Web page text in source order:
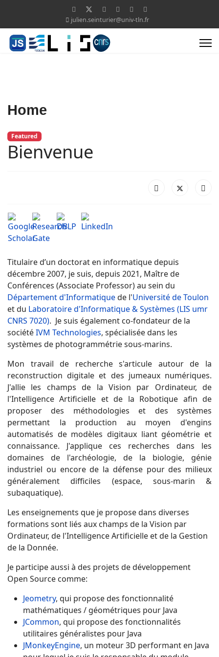
julien.seinturier@univ-tln.fr
Home
Featured
Bienvenue
Titulaire d’un doctorat en informatique depuis
décembre 2007, je suis, depuis 2021, Maître de
Conférences (Associate Professor) au sein du
Département d'Informatiquede l'Université de Toulon
et du Laboratoire d'Informatique & Systèmes (LIS umr
CNRS 7020). Je suis également co-fondateur de la
sociétéIVM Technologies, spécialisée dans les
systèmes de photogrammétrie sous-marins.
Mon travail de recherche s'articule autour de la
reconstruction digitale et des jumeaux numériques.
J'allie les champs de la Vision par Ordinateur, de
l'Intelligence Artificielle et de la Robotique afin de
proposer des méthodologies et des systèmes
permettant la production au moyen d'engins
automatisés de modèles digitaux liant géométrie et
connaissance. J'applique ces recherches dans les
domaines de l'archéologie, de la biologie, génie
industriel ou encore de la défense pour des milieux
généralement difficiles (espace, sous-marin &
subaquatique).
Les enseignements que je propose dans diverses
formations sont liés aux champs de la Vision par
Ordinateur, de l'Intelligence Artificielle et de la Gestion
de la Donnée.
Je participe aussi à des projets de développement
Open Source comme:
Jeometry, qui propose des fonctionnalité
mathématiques / géométriques pour Java
JCommon, qui propose des fonctionnalités
utilitaires généralistes pour Java
JMonkeyEngine, un moteur 3D performant en Java